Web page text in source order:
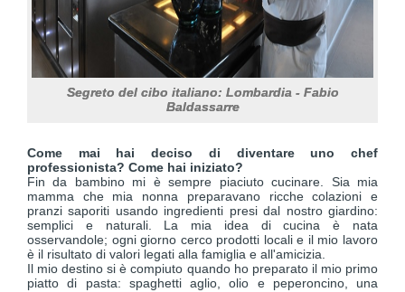
Segreto del cibo italiano: Lombardia - Fabio
Baldassarre
Come mai hai deciso di diventare uno chef
professionista? Come hai iniziato?
Fin da bambino mi è sempre piaciuto cucinare. Sia mia
mamma che mia nonna preparavano ricche colazioni e
pranzi saporiti usando ingredienti presi dal nostro giardino:
semplici e naturali. La mia idea di cucina è nata
osservandole; ogni giorno cerco prodotti locali e il mio lavoro
è il risultato di valori legati alla famiglia e all'amicizia.
Il mio destino si è compiuto quando ho preparato il mio primo
piatto di pasta: spaghetti aglio, olio e peperoncino, una